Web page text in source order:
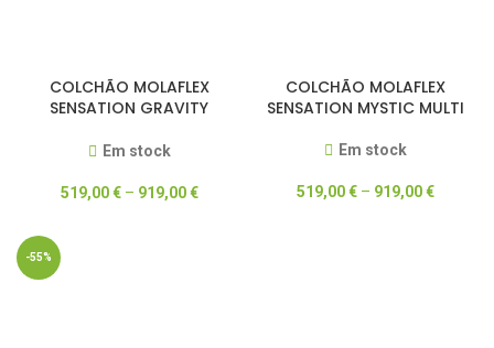
COLCHÃO MOLAFLEX
SENSATION GRAVITY
Em stock
519,00€– 919,00€
COLCHÃO MOLAFLEX
SENSATION MYSTIC MULTI
Em stock
519,00€– 919,00€
-55%